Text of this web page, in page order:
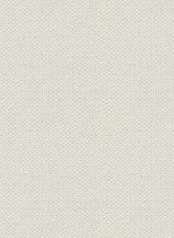
第2節 住友への
1. 住友への経
2. 積極方針へ
第3節 搬送機器
1. 自動交換